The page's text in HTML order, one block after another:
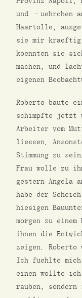
und –uehrchen
Haartolle,
sie mir
koennten sie
machen, und
eigenen
Roberto baute
schimpfte jetzt
Arbeiter vom
liessen.
Stimmung zu
Frau wolle zu
gestern Angela
habe der
hiesigen
morgen zu
ihnen die
zeigen.
Ich fuehlte
einen wollte
rauben,